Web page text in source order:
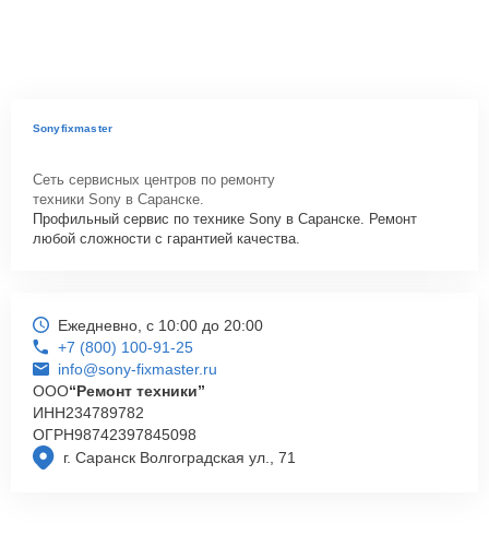
Sonyfixmaster
Сеть сервисных центров по ремонту
техники Sony в Саранске.
Профильный сервис по технике Sony в Саранске. Ремонт
любой сложности с гарантией качества.
г. Саранск Волгоградская ул., 71
Ежедневно, с 10:00 до 20:00
+7 (800) 100-91-25
info@sony-fixmaster.ru
ООО“Ремонт техники”
ИНН234789782
ОГРН98742397845098